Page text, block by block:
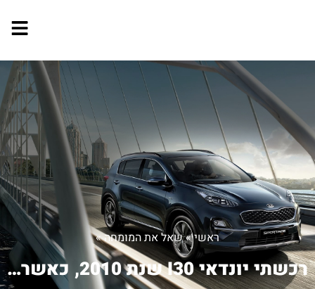
ראשי»שאל את המומחה»
רכשתי יונדאי I30 שנת 2010, כאשר הרכב ...